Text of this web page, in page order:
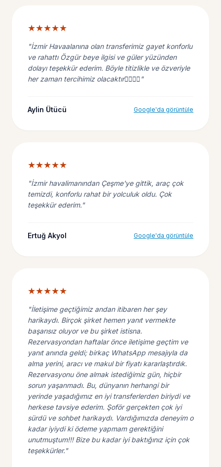
★★★★★
"İzmir Havaalanına olan transferimiz gayet konforlu
ve rahattı Özgür beye ilgisi ve güler yüzünden
dolayı teşekkür ederim. Böyle titizlikle ve özveriyle
her zaman tercihimiz olacaktır👍🏻👏🏼"
Aylin Ütücü Google'da görüntüle
★★★★★
"İzmir havalimanından Çeşme'ye gittik, araç çok
temizdi, konforlu rahat bir yolculuk oldu. Çok
teşekkür ederim."
Ertuğ Akyol Google'da görüntüle
★★★★★
"İletişime geçtiğimiz andan itibaren her şey
harikaydı. Birçok şirket hemen yanıt vermekte
başarısız oluyor ve bu şirket istisna.
Rezervasyondan haftalar önce iletişime geçtim ve
yanıt anında geldi; birkaç WhatsApp mesajıyla da
alma yerini, aracı ve makul bir fiyatı kararlaştırdık.
Rezervasyonu öne almak istediğimiz gün, hiçbir
sorun yaşanmadı. Bu, dünyanın herhangi bir
yerinde yaşadığımız en iyi transferlerden biriydi ve
herkese tavsiye ederim. Şoför gerçekten çok iyi
sürdü ve sohbet harikaydı. Vardığımızda deneyim o
kadar iyiydi ki ödeme yapmam gerektiğini
unutmuştum!!! Bize bu kadar iyi baktığınız için çok
teşekkürler."